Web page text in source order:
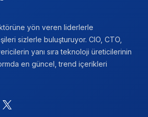
yön veren liderlerle
sizlerle buluşturuyor. CIO, CTO,
yanı sıra teknoloji üreticilerinin
en güncel, trend içerikleri
X